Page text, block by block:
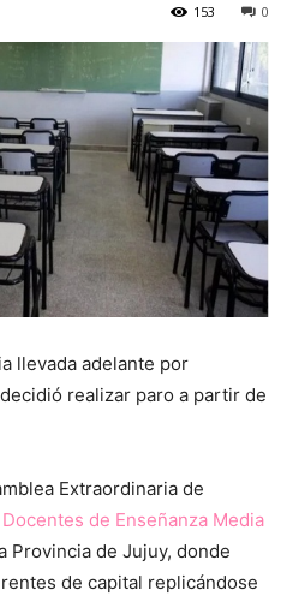
0
153
llevada adelante por
realizar paro a partir de
Extraordinaria de
de Enseñanza Media
Provincia de Jujuy, donde
de capital replicándose